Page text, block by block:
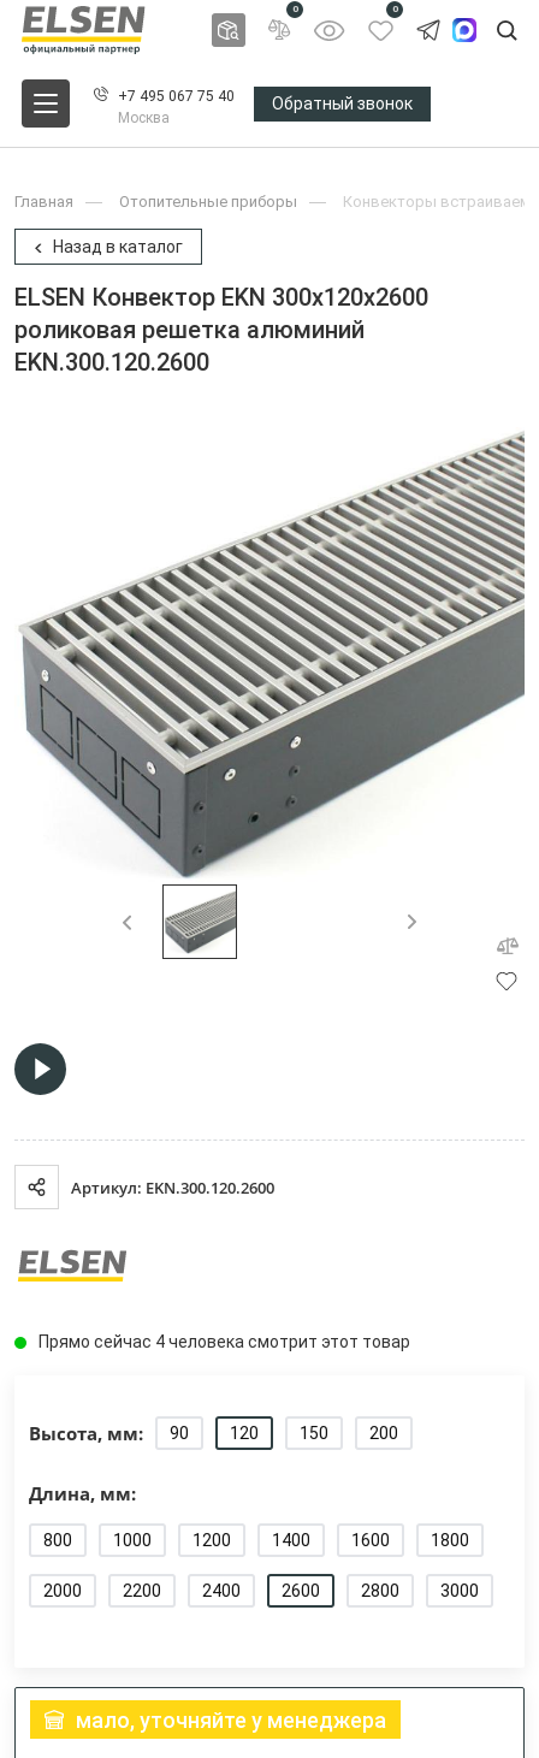
0 0
+7 495 067 75 40
Москва
Обратный звонок
Главная Отопительные приборы Конвекторы
Назад в каталог
ELSEN Конвектор EKN 300x120x2600
роликовая решетка алюминий
EKN.300.120.2600
Артикул: EKN.300.120.2600
Прямо сейчас 4 человека смотрит этот товар
Высота, мм: 90 120 150 200
Длина, мм:
800 1000 1200 1400 1600 1800
2000 2200 2400 2600 2800 3000
мало, уточняйте у менеджера